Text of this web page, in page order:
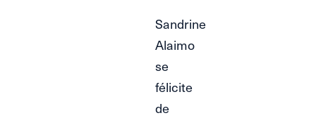
Sandrine
Alaimo
se
félicite
de